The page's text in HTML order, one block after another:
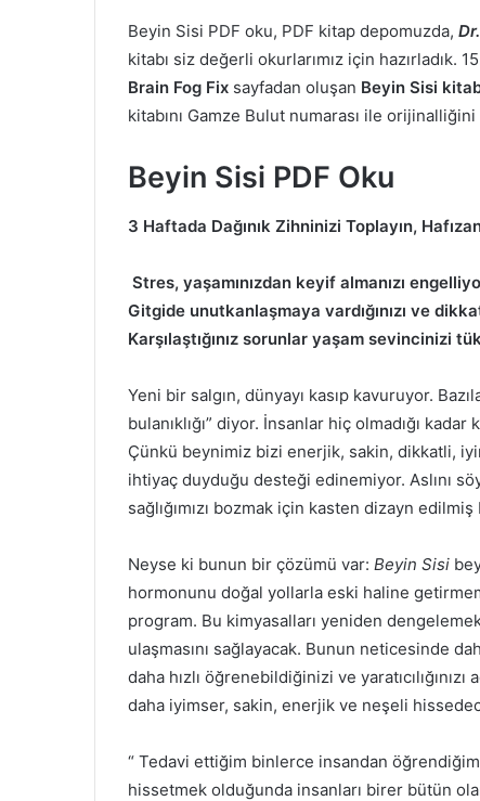
Beyin Sisi PDF oku, PDF kitap depomuzda,
kitabı siz değerli okurlarımız için hazırladık.
Brain Fog Fix sayfadan oluşan Beyin Sisi
kitabını Gamze Bulut numarası ile
Beyin Sisi PDF Oku
3 Haftada Dağınık Zihninizi Toplayın,
Stres, yaşamınızdan keyif almanızı
Gitgide unutkanlaşmaya vardığınızı ve
Karşılaştığınız sorunlar yaşam sevincinizi
Yeni bir salgın, dünyayı kasıp kavuruyor.
bulanıklığı” diyor. İnsanlar hiç olmadığı
Çünkü beynimiz bizi enerjik, sakin, dikkatli,
ihtiyaç duyduğu desteği edinemiyor. Aslını
sağlığımızı bozmak için kasten dizayn
Neyse ki bunun bir çözümü var: Beyin Sisi
hormonunu doğal yollarla eski haline
program. Bu kimyasalları yeniden
ulaşmasını sağlayacak. Bunun neticesinde
daha hızlı öğrenebildiğinizi ve
daha iyimser, sakin, enerjik ve neşeli
“ Tedavi ettiğim binlerce insandan
hissetmek olduğunda insanları birer bütün